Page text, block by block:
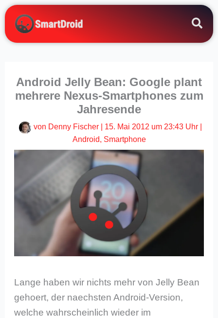
Zum
Inhalt
springen
Android Jelly Bean: Google plant
mehrere Nexus-Smartphones zum
Jahresende
von Denny Fischer 15. Mai 2012 um 23:43 Uhr|
Android, Smartphone
Lange haben wir nichts mehr von Jelly Bean
gehoert, der naechsten Android-Version,
welche wahrscheinlich wieder im